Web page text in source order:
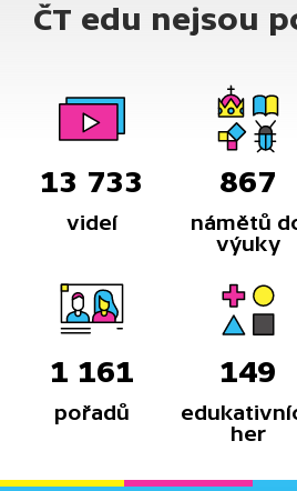
součástí politické kampaně a
rozhodování voličů.
ČT edu nejsou
13 733
videí
867
námětů
výuky
1 161
pořadů
149
her